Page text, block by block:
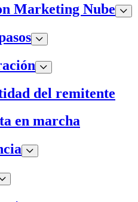
Marketing Nube
del remitente
en marcha